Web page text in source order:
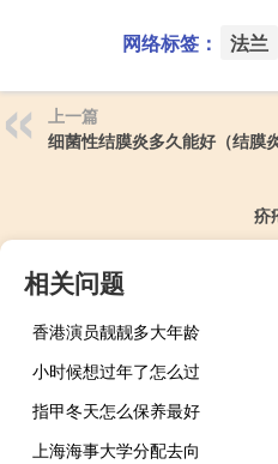
网络标签： 法兰
上一篇
细菌性结膜炎多久能好（结膜
疥
相关问题
香港演员靓靓多大年龄
小时候想过年了怎么过
指甲冬天怎么保养最好
上海海事大学分配去向